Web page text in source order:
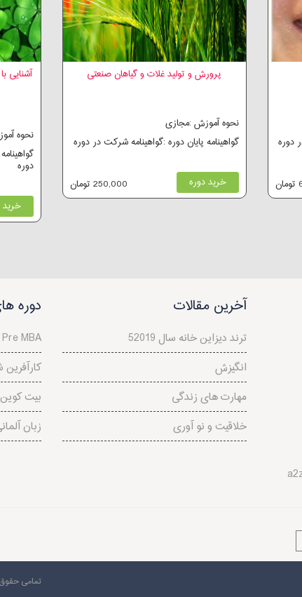
آشنایی
نحوه
دوره
خرید
پرورش و تولید غلات و گیاهان صنعتی
نحوه آموزش :مجازی
گواهینامه پایان دوره :گواهینامه شرکت در دوره
خرید دوره 250,000 تومان
دوره
آخرین مقالات
5ترند دیزاین خانه سال 2019
انگیزش
مهارت های زندگی
خلاقیت و نو آوری
دوره
Pre MBA
کارآفرین
بیت کوین
زبان
تمامی